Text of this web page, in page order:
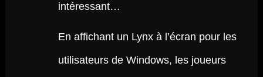
intéressant…
En affichant un Lynx à l’écran pour les
utilisateurs de Windows, les joueurs